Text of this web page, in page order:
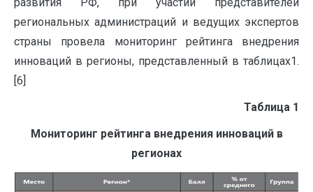
региональных администраций и ведущих экспертов
страны провела мониторинг рейтинга внедрения
инноваций в регионы, представленный в таблицах1.
[6]
Таблица 1
Мониторинг рейтинга внедрения инноваций в
регионах